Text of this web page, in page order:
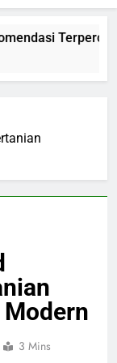
Terpercaya
3 Mins